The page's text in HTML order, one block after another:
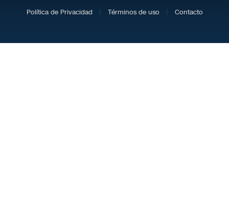
Política de Privacidad
Términos de uso Contacto